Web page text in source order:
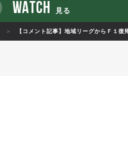
WATCH 見る
【コメント記事】地域リーグからＦ１